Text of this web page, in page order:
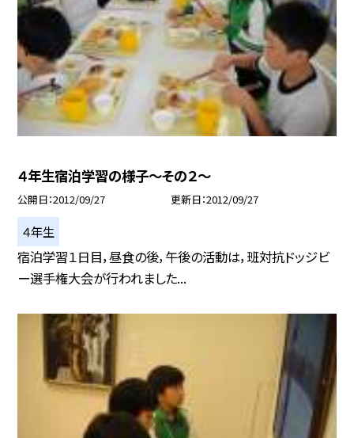
４年生宿泊学習の様子〜その２〜
公開日 2012/09/27 更新日 2012/09/27
４年生
宿泊学習１日目，昼食の後，午後の活動は，班対抗ドッジビ
ー選手権大会が行われました...